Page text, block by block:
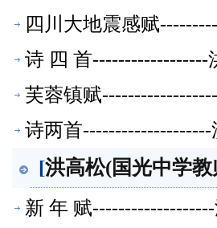
四川大地震感赋
诗 四 首------------------
芙蓉镇赋
诗两首
[洪高松(国光中学
新 年 赋